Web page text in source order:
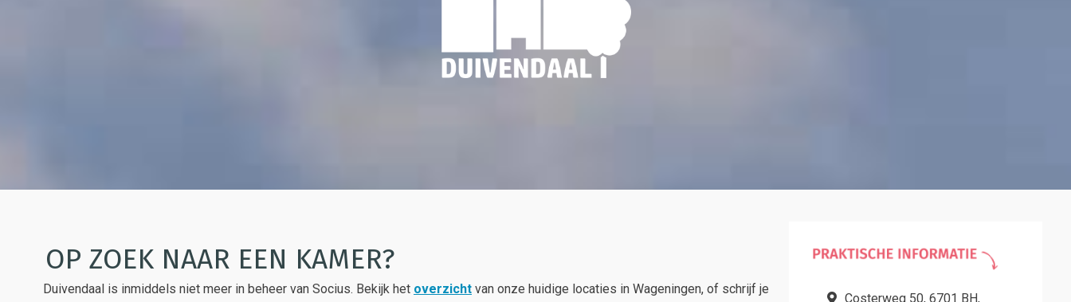
OP ZOEK NAAR EEN KAMER?
Duivendaal is inmiddels niet meer in beheer van Socius. Bekijk het overzicht van onze huidige locaties in Wageningen, of schrijf je
Costerweg 50, 6701 BH,